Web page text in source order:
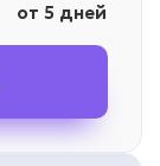
от 5 дней